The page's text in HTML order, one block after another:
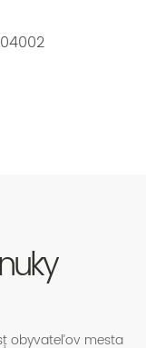
obyvateľov mesta